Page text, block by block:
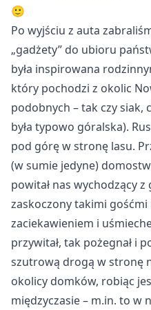
🙂
Po wyjściu z auta
„gadżety” do ubioru
była inspirowana
który pochodzi z okolic
podobnych – tak czy siak,
była typowo góralska).
pod górę w stronę lasu.
(w sumie jedyne)
powitał nas wychodzący
zaskoczony takimi
zaciekawieniem i
przywitał, tak pożegnał i
szutrową drogą w stronę
okolicy domków, robiąc
międzyczasie – m.in. to w